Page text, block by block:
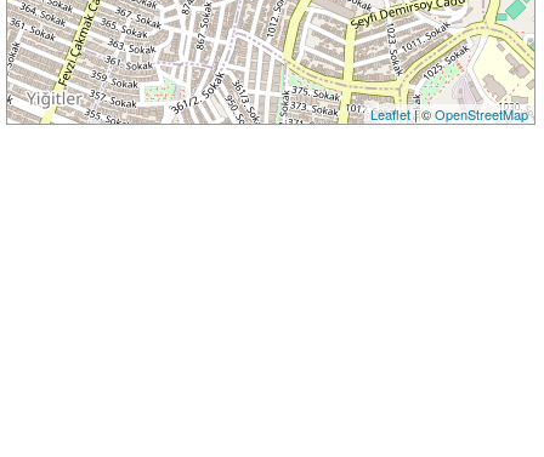
Leaflet| ©OpenStreetMap